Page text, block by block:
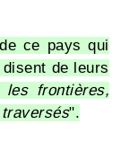
ce pays qui
de leurs
frontières,
".